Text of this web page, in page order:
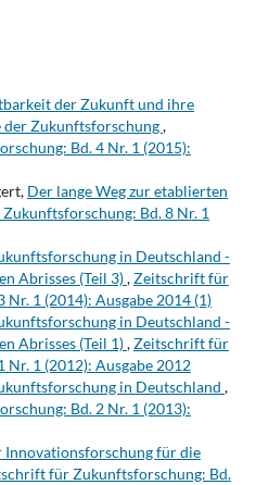
der Zukunft und ihre
der Zukunftsforschung,
Bd. 4 Nr. 1 (2015):
Der lange Weg zur etablierten
Bd. 8 Nr. 1
in Deutschland -
Abrisses (Teil 3),Zeitschrift für
1 (2014): Ausgabe 2014 (1)
in Deutschland -
Abrisses (Teil 1),Zeitschrift für
1 (2012): Ausgabe 2012
in Deutschland ,
Bd. 2 Nr. 1 (2013):
Innovationsforschung für die
für Zukunftsforschung: Bd.